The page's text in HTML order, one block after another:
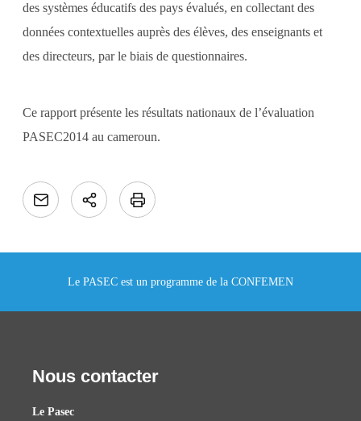
des systèmes éducatifs des pays évalués, en collectant des
données contextuelles auprès des élèves, des enseignants et
des directeurs, par le biais de questionnaires.
Ce rapport présente les résultats nationaux de l’évaluation
PASEC2014 au cameroun.
Le PASEC est un programme de la CONFEMEN
Nous contacter
Le Pasec